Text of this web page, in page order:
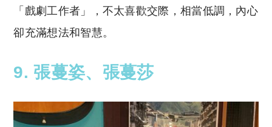
「戲劇工作者」，不太喜歡交際，相當低調，內心
卻充滿想法和智慧。
9. 張蔓姿、張蔓莎